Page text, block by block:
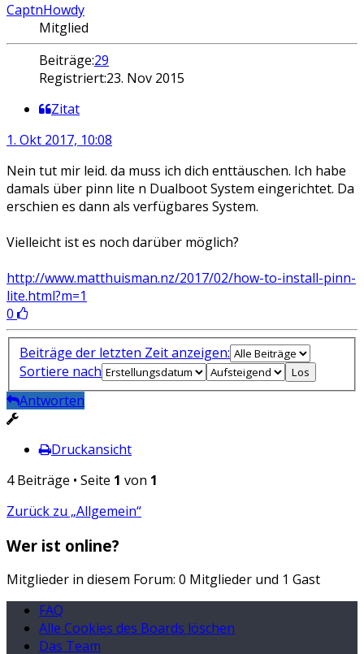
CaptnHowdy
Mitglied
Beiträge:29
Registriert:23. Nov 2015
Zitat
1. Okt 2017, 10:08
Nein tut mir leid. da muss ich dich enttäuschen. Ich habe
damals über pinn lite n Dualboot System eingerichtet. Da
erschien es dann als verfügbares System.
Vielleicht ist es noch darüber möglich?
http://www.matthuisman.nz/2017/02/how-to-install-pinn-
lite.html?m=1
0
Beiträge der letzten Zeit anzeigen:
Sortiere nach
Antworten
Druckansicht
4 Beiträge • Seite 1 von 1
Zurück zu „Allgemein“
Wer ist online?
Mitglieder in diesem Forum: 0 Mitglieder und 1 Gast
FAQ
Alle Cookies des Boards löschen
Das Team